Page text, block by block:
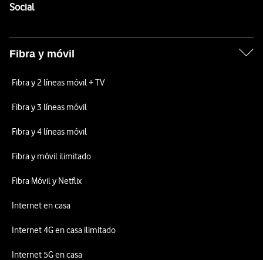
SocialEnlaces a las redes sociales de Vodafone
Fibra y móvil
Fibra y 2 líneas móvil + TV
Fibra y 3 líneas móvil
Fibra y 4 líneas móvil
Fibra y móvil ilimitado
Fibra Móvil y Netflix
Internet en casa
Internet 4G en casa ilimitado
Internet 5G en casa